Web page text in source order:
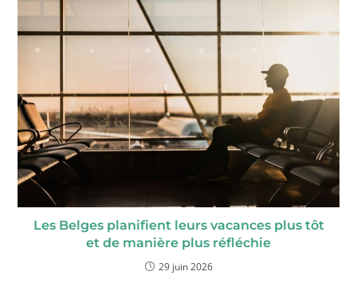
Les Belges planifient leurs vacances plus tôt
et de manière plus réfléchie
29 juin 2026